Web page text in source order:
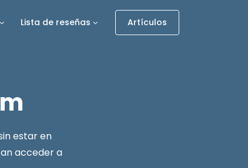
Lista de reseñas Artículos
estar en
acceder a